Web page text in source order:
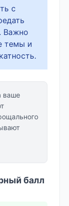
с
Важно
темы и
ваше
балл